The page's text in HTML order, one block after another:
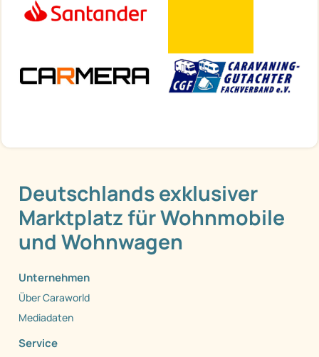
Deutschlands exklusiver
Marktplatz für Wohnmobile
und Wohnwagen
Unternehmen
Über Caraworld
Mediadaten
Service